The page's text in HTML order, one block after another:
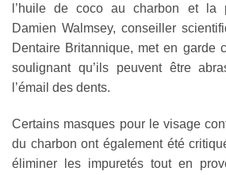
l’huile de coco au charbon et la
Damien Walmsey, conseiller
Dentaire Britannique, met en garde
soulignant qu’ils peuvent être
l’émail des dents.
Certains masques pour le visage
du charbon ont également été
éliminer les impuretés tout en